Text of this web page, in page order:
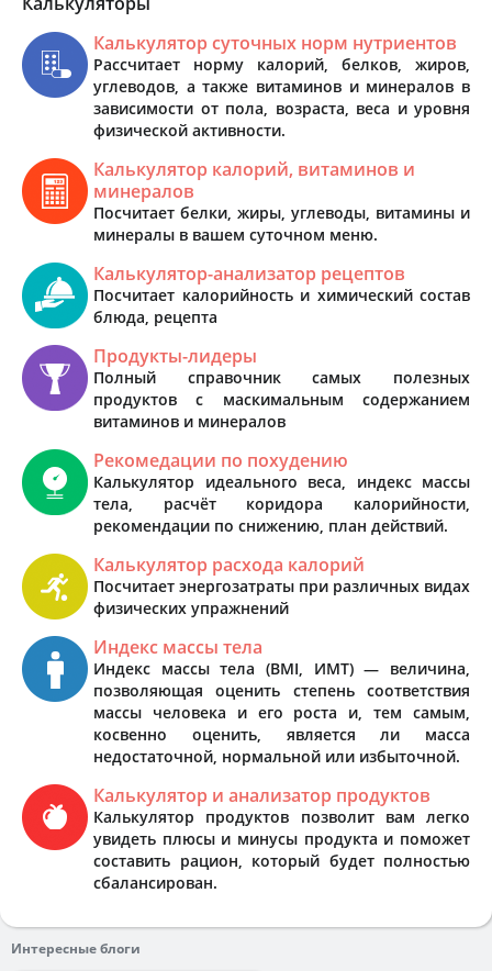
Калькулятор суточных норм нутриентов
Рассчитает норму калорий, белков, жиров,
углеводов, а также витаминов и минералов в
зависимости от пола, возраста, веса и уровня
физической активности.
Калькулятор калорий, витаминов и
минералов
Посчитает белки, жиры, углеводы, витамины и
минералы в вашем суточном меню.
Калькулятор-анализатор рецептов
Посчитает калорийность и химический состав
блюда, рецепта
Продукты-лидеры
Полный справочник самых полезных
продуктов с маскимальным содержанием
витаминов и минералов
Рекомедации по похудению
Калькулятор идеального веса, индекс массы
тела, расчёт коридора калорийности,
рекомендации по снижению, план действий.
Калькулятор расхода калорий
Посчитает энергозатраты при различных видах
физических упражнений
Индекс массы тела
Индекс массы тела (BMI, ИМТ) — величина,
позволяющая оценить степень соответствия
массы человека и его роста и, тем самым,
косвенно оценить, является ли масса
недостаточной, нормальной или избыточной.
Калькулятор и анализатор продуктов
Калькулятор продуктов позволит вам легко
увидеть плюсы и минусы продукта и поможет
составить рацион, который будет полностью
сбалансирован.
Интересные блоги